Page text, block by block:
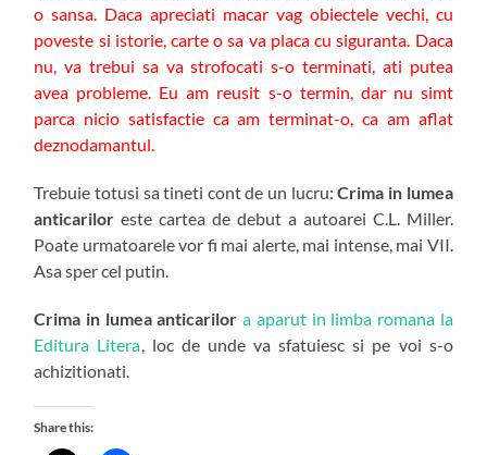
o sansa. Daca apreciati macar vag obiectele vechi, cu
poveste si istorie, carte o sa va placa cu siguranta. Daca
nu, va trebui sa va strofocati s-o terminati, ati putea
avea probleme. Eu am reusit s-o termin, dar nu simt
parca nicio satisfactie ca am terminat-o, ca am aflat
deznodamantul.
Trebuie totusi sa tineti cont de un lucru:Crima in lumea
anticarilor este cartea de debut a autoarei C.L. Miller.
Poate urmatoarele vor fi mai alerte, mai intense, mai VII.
Asa sper cel putin.
Crima in lumea anticarilor a aparut in limba romana la
Editura Litera, loc de unde va sfatuiesc si pe voi s-o
achizitionati.
Share this: